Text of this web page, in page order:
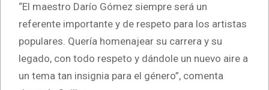
“El maestro Darío Gómez siempre será un
referente importante y de respeto para los artistas
populares. Quería homenajear su carrera y su
legado, con todo respeto y dándole un nuevo aire a
un tema tan insignia para el género”, comenta